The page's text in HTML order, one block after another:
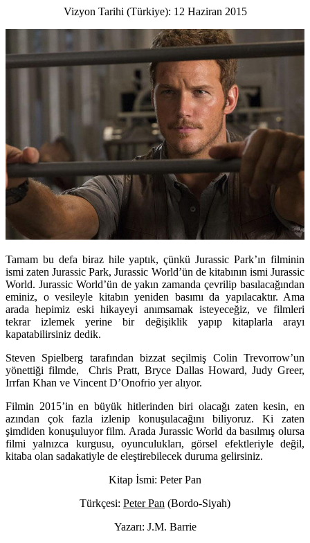
Vizyon Tarihi (Türkiye): 12 Haziran 2015
Tamam bu defa biraz hile yaptık, çünkü Jurassic Park’ın filminin
ismi zaten Jurassic Park, Jurassic World’ün de kitabının ismi Jurassic
World. Jurassic World’ün de yakın zamanda çevrilip basılacağından
eminiz, o vesileyle kitabın yeniden basımı da yapılacaktır. Ama
arada hepimiz eski hikayeyi anımsamak isteyeceğiz, ve filmleri
tekrar izlemek yerine bir değişiklik yapıp kitaplarla arayı
kapatabilirsiniz dedik.
Steven Spielberg tarafından bizzat seçilmiş Colin Trevorrow’un
yönettiği filmde, Chris Pratt, Bryce Dallas Howard, Judy Greer,
Irrfan Khan ve Vincent D’Onofrio yer alıyor.
Filmin 2015’in en büyük hitlerinden biri olacağı zaten kesin, en
azından çok fazla izlenip konuşulacağını biliyoruz. Ki zaten
şimdiden konuşuluyor film. Arada Jurassic World da basılmış olursa
filmi yalnızca kurgusu, oyunculukları, görsel efektleriyle değil,
kitaba olan sadakatiyle de eleştirebilecek duruma gelirsiniz.
Kitap İsmi: Peter Pan
Türkçesi: Peter Pan (Bordo-Siyah)
Yazarı: J.M. Barrie